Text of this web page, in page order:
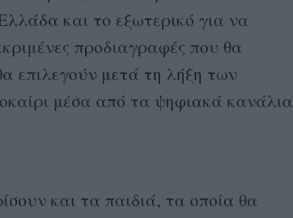
και το εξωτερικό για να
προδιαγραφές που θα
επιλεγούν μετά τη λήξη των
μέσα από τα ψηφιακά κανάλια
και τα παιδιά, τα οποία θα